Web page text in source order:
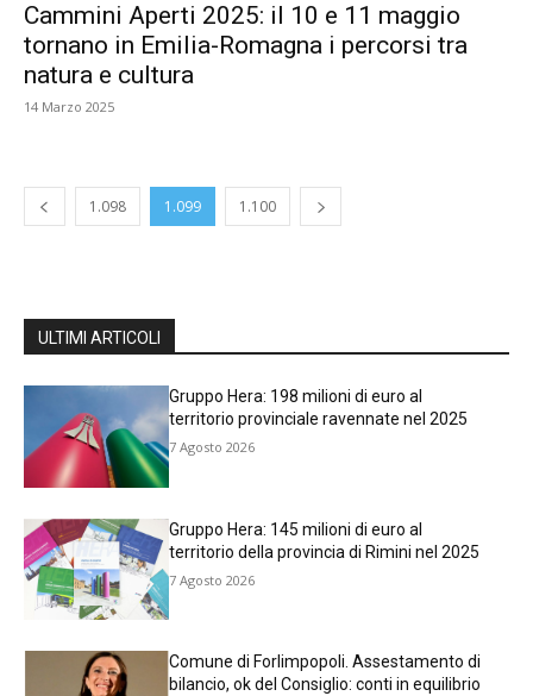
Cammini Aperti 2025: il 10 e 11 maggio
tornano in Emilia-Romagna i percorsi tra
natura e cultura
14 Marzo 2025
1.098 1.099 1.100
ULTIMI ARTICOLI
Gruppo Hera: 198 milioni di euro al
territorio provinciale ravennate nel 2025
7 Agosto 2026
Gruppo Hera: 145 milioni di euro al
territorio della provincia di Rimini nel 2025
7 Agosto 2026
Comune di Forlimpopoli. Assestamento di
bilancio, ok del Consiglio: conti in equilibrio